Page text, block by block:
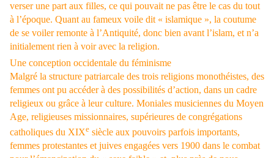
verser une part aux filles, ce qui pouvait ne pas être le cas du tout
à l’époque. Quant au fameux voile dit « islamique », la coutume
de se voiler remonte à l’Antiquité, donc bien avant l’islam, et n’a
initialement rien à voir avec la religion.
Une conception occidentale du féminisme
Malgré la structure patriarcale des trois religions monothéistes, des
femmes ont pu accéder à des possibilités d’action, dans un cadre
religieux ou grâce à leur culture. Moniales musiciennes du Moyen
Age, religieuses missionnaires, supérieures de congrégations
catholiques du XIXe siècle aux pouvoirs parfois importants,
femmes protestantes et juives engagées vers 1900 dans le combat